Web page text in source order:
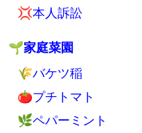
🛂パスポート
📱スマホ関連
🚲自転車
🌈ライフスタイル